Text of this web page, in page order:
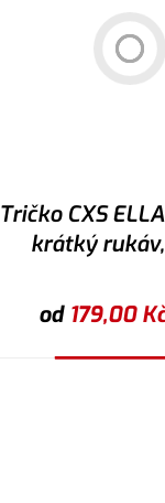
Tričko CXS
krátký
od 179,00